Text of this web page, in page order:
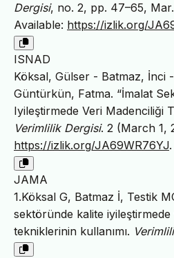
Dergisi, no. 2, pp. 47–65,
Available: https://izlik.org/
ISNAD
Köksal, Gülser - Batmaz, İnci
Güntürkün, Fatma. “İmalat
Iyileştirmede Veri Madenciliği
Verimlilik Dergisi. 2 (March 1,
https://izlik.org/JA69WR76YJ.
JAMA
1.Köksal G, Batmaz İ, Testik
sektöründe kalite
tekniklerinin kullanımı.